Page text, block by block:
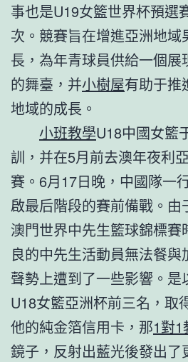
事也是U19女籃世界杯預選
次。競賽旨在增進亞洲地域
長，為年青球員供給一個展
的舞臺，并小樹屋有助于推
地域的成長。
小班教學U18中國女籃
訓，并在5月前去澳年夜利
賽。6月17日晚，中國隊一
啟最后階段的賽前備戰。由
澳門世界中先生籃球錦標
良的中先生活動員無法餐
聲勢上遭到了一些影響。
U18女籃亞洲杯前三名，取
他的純金箔信用卡，那1對1
鏡子，反射出藍光後發出